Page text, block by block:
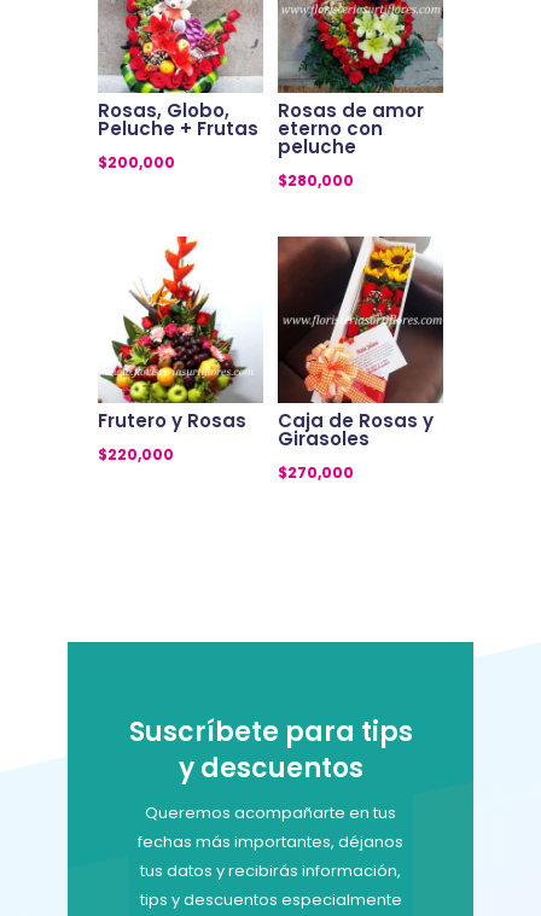
Rosas, Globo,
Peluche + Frutas
$200,000
Rosas de amor
eterno con
peluche
$280,000
Frutero y Rosas
$220,000
Caja de Rosas y
Girasoles
$270,000
Suscríbete para tips
y descuentos
Queremos acompañarte en tus
fechas más importantes, déjanos
tus datos y recibirás información,
tips y descuentos especialmente